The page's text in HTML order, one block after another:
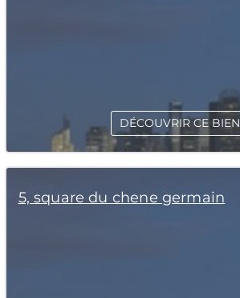
DÉCOUVRIR CE BIEN
5, square du chene germain